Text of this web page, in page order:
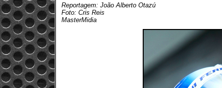
Reportagem: João Alberto Otazú
Foto: Cris Reis
MasterMidia